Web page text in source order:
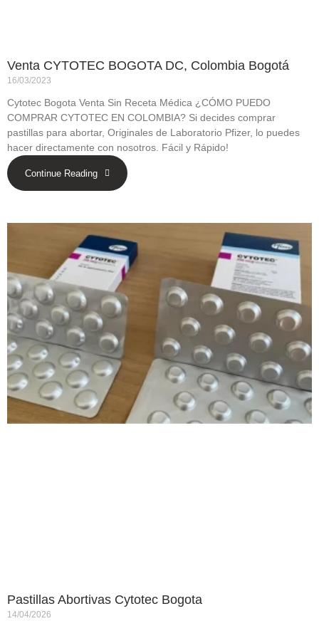
Venta CYTOTEC BOGOTA DC, Colombia Bogotá
16/03/2023
Cytotec Bogota Venta Sin Receta Médica ¿CÓMO PUEDO
COMPRAR CYTOTEC EN COLOMBIA? Si decides comprar
pastillas para abortar, Originales de Laboratorio Pfizer, lo puedes
hacer directamente con nosotros. Fácil y Rápido!
Continue Reading
Pastillas Abortivas Cytotec Bogota
14/04/2026